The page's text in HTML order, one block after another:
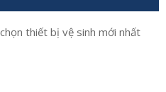
thiết bị vệ sinh mới nhất